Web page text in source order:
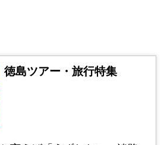
徳島ツアー・旅行特集